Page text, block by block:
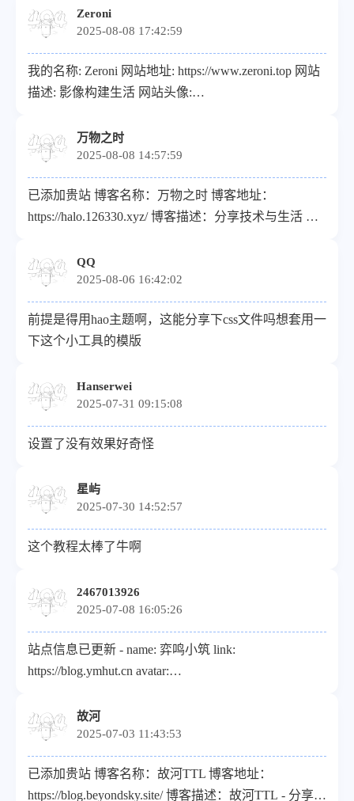
站RSS: https://www.mc666.org.cn/rss.xml
Zeroni
2025-08-08 17:42:59
我的名称: Zeroni 网站地址: https://www.zeroni.top 网站
描述: 影像构建生活 网站头像:
08_004000_309.jpg
万物之时
2025-08-08 14:57:59
已添加贵站 博客名称：万物之时 博客地址：
https://halo.126330.xyz/ 博客描述：分享技术与生活 博
订阅：https://halo.126330.xyz/rss.xml
QQ
2025-08-06 16:42:02
前提是得用hao主题啊，这能分享下css文件吗想套用一
下这个小工具的模版
Hanserwei
2025-07-31 09:15:08
设置了没有效果好奇怪
星屿
2025-07-30 14:52:57
这个教程太棒了牛啊
2467013926
2025-07-08 16:05:26
站点信息已更新 - name: 弈鸣小筑 link:
https://blog.ymhut.cn avatar:
捐，玉汝于成
故河
2025-07-03 11:43:53
已添加贵站 博客名称：故河TTL 博客地址：
https://blog.beyondsky.site/ 博客描述：故河TTL - 分享技